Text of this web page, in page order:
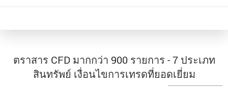
ตราสาร CFD มากกว่า 900 รายการ - 7 ประเภท
สินทรัพย์ เงื่อนไขการเทรดที่ยอดเยี่ยม